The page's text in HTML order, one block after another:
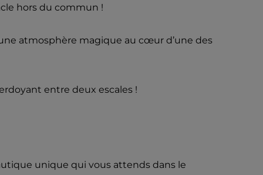
hors du commun !
atmosphère magique au cœur d’une des
entre deux escales !
unique qui vous attends dans le